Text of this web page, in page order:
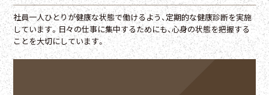
社員一人ひとりが健康な状態で働けるよう、定期的な健康診断を実施
しています。日々の仕事に集中するためにも、心身の状態を把握する
ことを大切にしています。